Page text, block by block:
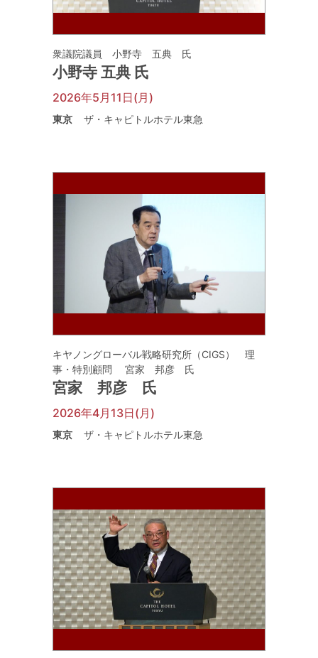
衆議院議員 小野寺 五典 氏
小野寺 五典 氏
2026年5月11日(月)
東京 ザ・キャピトルホテル東急
キヤノングローバル戦略研究所（CIGS） 理
事・特別顧問 宮家 邦彦 氏
宮家 邦彦 氏
2026年4月13日(月)
東京 ザ・キャピトルホテル東急